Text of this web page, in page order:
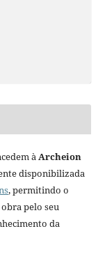
àArcheion
disponibilizada
, permitindo o
pelo seu
da